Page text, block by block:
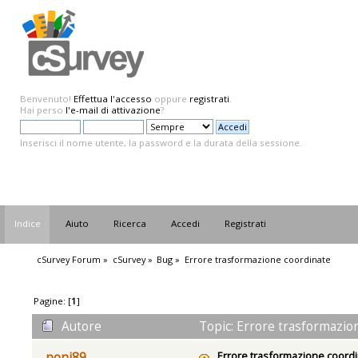
Benvenuto! Effettua l'accesso oppure registrati.
Hai perso l'e-mail di attivazione?
Inserisci il nome utente, la password e la durata della sessione.
Indice Aiuto Ricerca Accedi Registrati
cSurvey Forum » cSurvey» Bug » Errore trasformazione coordinate
Pagine: [1]
Autore
Topic: Errore